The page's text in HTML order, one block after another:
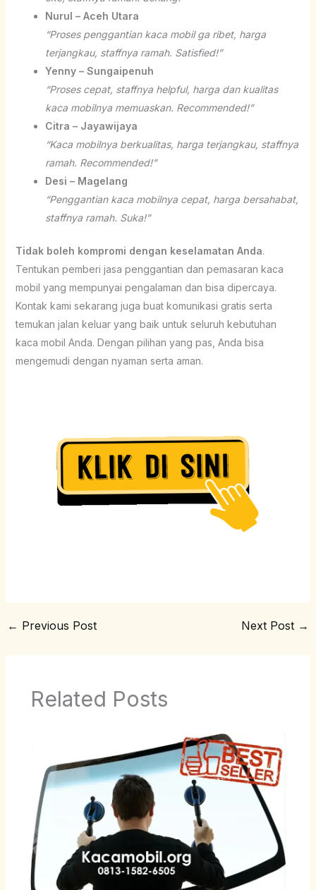
Nurul – Aceh Utara
“Proses penggantian kaca mobil ga ribet, harga
terjangkau, staffnya ramah. Satisfied!”
Yenny – Sungaipenuh
“Proses cepat, staffnya helpful, harga dan kualitas
kaca mobilnya memuaskan. Recommended!”
Citra – Jayawijaya
“Kaca mobilnya berkualitas, harga terjangkau, staffnya
ramah. Recommended!”
Desi – Magelang
“Penggantian kaca mobilnya cepat, harga bersahabat,
staffnya ramah. Suka!”
Tidak boleh kompromi dengan keselamatan Anda.
Tentukan pemberi jasa penggantian dan pemasaran kaca
mobil yang mempunyai pengalaman dan bisa dipercaya.
Kontak kami sekarang juga buat komunikasi gratis serta
temukan jalan keluar yang baik untuk seluruh kebutuhan
kaca mobil Anda. Dengan pilihan yang pas, Anda bisa
mengemudi dengan nyaman serta aman.
← Previous Post Next Post →
Related Posts